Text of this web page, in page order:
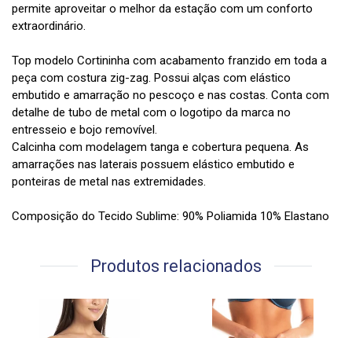
permite aproveitar o melhor da estação com um conforto
extraordinário.
Top modelo Cortininha com acabamento franzido em toda a
peça com costura zig-zag. Possui alças com elástico
embutido e amarração no pescoço e nas costas. Conta com
detalhe de tubo de metal com o logotipo da marca no
entresseio e bojo removível.
Calcinha com modelagem tanga e cobertura pequena. As
amarrações nas laterais possuem elástico embutido e
ponteiras de metal nas extremidades.
Composição do Tecido Sublime: 90% Poliamida 10% Elastano
Produtos relacionados